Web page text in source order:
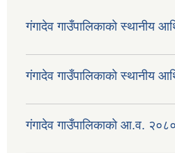
गंगादेव गाउँपालिकाको स्थानीय
गंगादेव गाउँपालिकाको स्थानीय
गंगादेव गाउँपालिकाको आ.व.